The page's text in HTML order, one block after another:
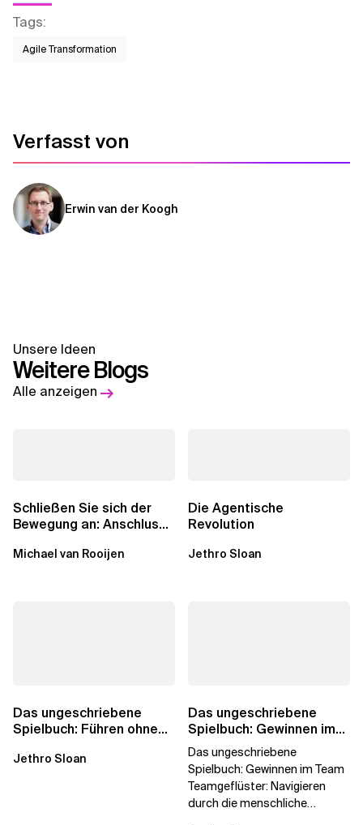
Tags:
Agile Transformation
Verfasst von
Erwin van der Koogh
Unsere Ideen
Weitere Blogs
Alle anzeigen
Schließen Sie sich der
Bewegung an: Anschluss
Michael van Rooijen
Die Agentische
Revolution
Jethro Sloan
Das ungeschriebene
Spielbuch: Führen ohne
Jethro Sloan
Das ungeschriebene
Spielbuch: Gewinnen im
Team
Das ungeschriebene
Spielbuch: Gewinnen im Team
Teamgeflüster: Navigieren
durch die menschliche